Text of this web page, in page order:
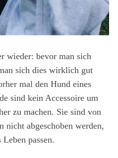
wieder: bevor man sich
sich dies wirklich gut
mal den Hund eines
sind kein Accessoire um
zu machen. Sie sind von
nicht abgeschoben werden,
passen.